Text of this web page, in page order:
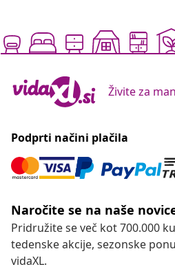
Živite za
Podprti načini plačila
Naročite se na naše
Pridružite se več kot 700.000
tedenske akcije, sezonske
vidaXL.